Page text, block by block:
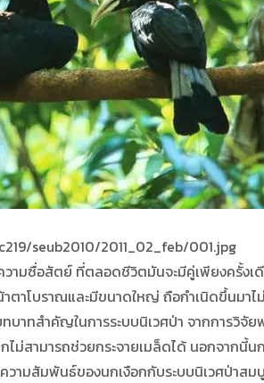
seub2010/2011_02_feb/001.jpg
ซื่อสัตย์ ที่ตลอดชีวิตมันจะมีคู่เพียงครั้งเดี
าโบราณและมีขนาดใหญ่ ถือกำเนิดขึ้นมาไ
าทสำคัญในการระบบนิเวศป่า จากการวิจั
สามารถช่วยกระจายเมล็ดได้ นอกจากนี้
ามสัมพันธ์ของนกเงือกกับระบบนิเวศป่าส